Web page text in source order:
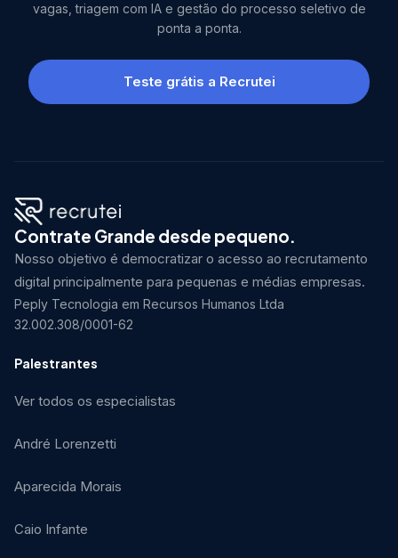
vagas, triagem com IA e gestão do processo seletivo de
ponta a ponta.
Teste grátis a Recrutei
Contrate Grande desde pequeno.
Nosso objetivo é democratizar o acesso ao recrutamento
digital principalmente para pequenas e médias empresas.
Peply Tecnologia em Recursos Humanos Ltda
32.002.308/0001-62
Palestrantes
Ver todos os especialistas
André Lorenzetti
Aparecida Morais
Caio Infante